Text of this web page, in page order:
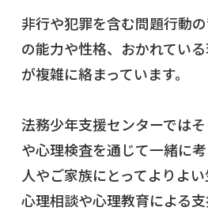
非行や犯罪を含む問題行動
の能力や性格、おかれてい
が複雑に絡まっています。
法務少年支援センターでは
や心理検査を通じて一緒に
人やご家族にとってよりよ
心理相談や心理教育による支